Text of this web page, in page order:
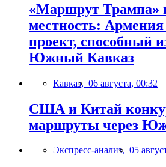
«Маршрут Трампа»
местность: Армения
проект, способный
Южный Кавказ
Кавказ, 06 августа, 00:32
США и Китай
маршруты через
Экспресс-анализ, 05